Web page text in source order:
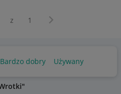
z 1 Następna strona
Bardzo dobry Używany